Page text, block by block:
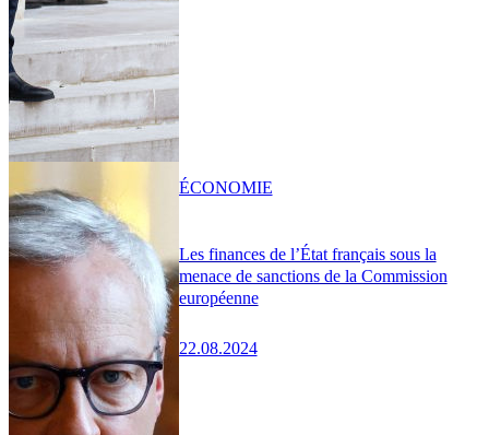
Les finances de l’État français sous la
menace de sanctions de la Commission
européenne
22.08.2024
ÉCONOMIE